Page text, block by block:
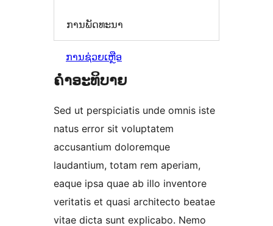
ການພັດທະນາ
ການຊ່ວຍເຫຼືອ
ຄຳອະທິບາຍ
Sed ut perspiciatis unde omnis iste
natus error sit voluptatem
accusantium doloremque
laudantium, totam rem aperiam,
eaque ipsa quae ab illo inventore
veritatis et quasi architecto beatae
vitae dicta sunt explicabo. Nemo